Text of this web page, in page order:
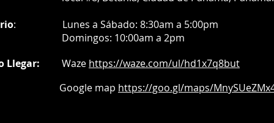
: Lunes a Sábado: 8:30am a 5:00pm
Domingos: 10:00am a 2pm
Llegar: Waze https://waze.com/ul/hd1x7q8but
map https://goo.gl/maps/